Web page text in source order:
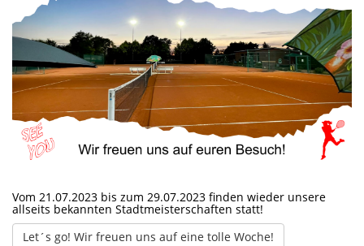
Vom 21.07.2023 bis zum 29.07.2023 finden wieder unsere
allseits bekannten Stadtmeisterschaften statt!
Let´s go! Wir freuen uns auf eine tolle Woche!